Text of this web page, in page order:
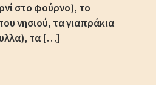
στο φούρνο), το
νησιού, τα γιαπράκια
τα […]